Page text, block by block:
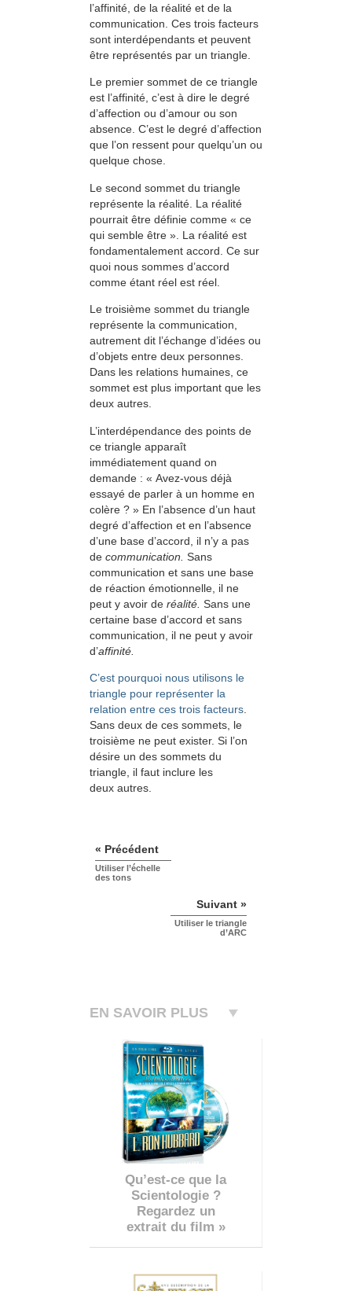
l’affinité, de la réalité et de la
communication. Ces trois facteurs
sont interdépendants et peuvent
être représentés par un triangle.
Le premier sommet de ce triangle
est l’affinité, c’est à dire le degré
d’affection ou d’amour ou son
absence. C’est le degré d’affection
que l’on ressent pour quelqu’un ou
quelque chose.
Le second sommet du triangle
représente la réalité. La réalité
pourrait être définie comme « ce
qui semble être ». La réalité est
fondamentalement accord. Ce sur
quoi nous sommes d’accord
comme étant réel est réel.
Le troisième sommet du triangle
représente la communication,
autrement dit l’échange d’idées ou
d’objets entre deux personnes.
Dans les relations humaines, ce
sommet est plus important que les
deux autres.
L’interdépendance des points de
ce triangle apparaît
immédiatement quand on
demande : « Avez-vous déjà
essayé de parler à un homme en
colère ? » En l’absence d’un haut
degré d’affection et en l’absence
d’une base d’accord, il n’y a pas
de communication. Sans
communication et sans une base
de réaction émotionnelle, il ne
peut y avoir de réalité. Sans une
certaine base d’accord et sans
communication, il ne peut y avoir
d’affinité.
C’est pourquoi nous utilisons le
triangle pour représenter la
relation entre ces trois facteurs
Sans deux de ces sommets, le
troisième ne peut exister. Si l’on
désire un des sommets du
triangle, il faut inclure les
deux autres.
« Précédent
Utiliser l’échelle
des tons
Suivant »
Utiliser le triangle
d’ARC
EN SAVOIR PLUS
Qu’est-ce que la
Scientologie ?
Regardez un
extrait du film »